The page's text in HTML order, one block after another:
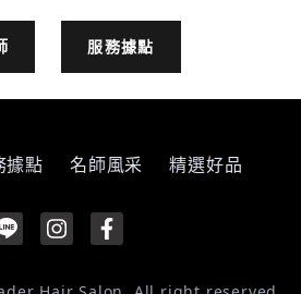
服務據點
據點 名師風采 精選好品